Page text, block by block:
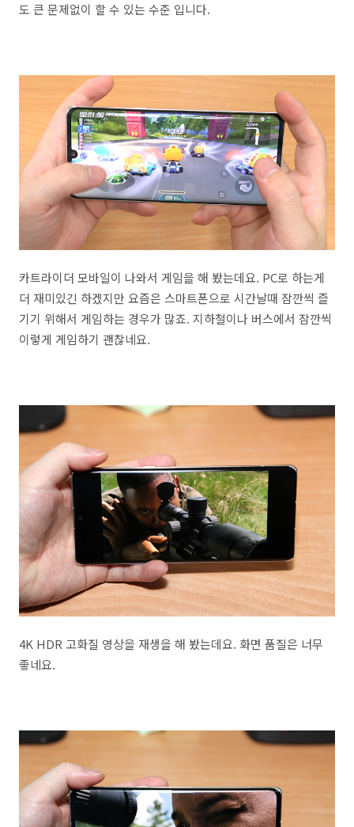
도 큰 문제없이 할 수 있는 수준 입니다.
카트라이더 모바일이 나와서 게임을 해 봤는데요. PC로 하는게
더 재미있긴 하겠지만 요즘은 스마트폰으로 시간날때 잠깐씩 즐
기기 위해서 게임하는 경우가 많죠. 지하철이나 버스에서 잠깐씩
이렇게 게임하기 괜찮네요.
4K HDR 고화질 영상을 재생을 해 봤는데요. 화면 품질은 너무
좋네요.